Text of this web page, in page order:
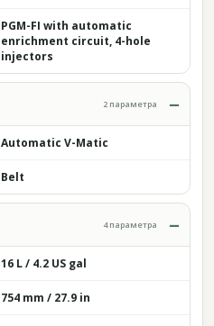
PGM-FI with automatic
enrichment circuit, 4-hole
injectors
2 параметра
Automatic V-Matic
Belt
4 параметра
16 L / 4.2 US gal
754 mm / 27.9 in